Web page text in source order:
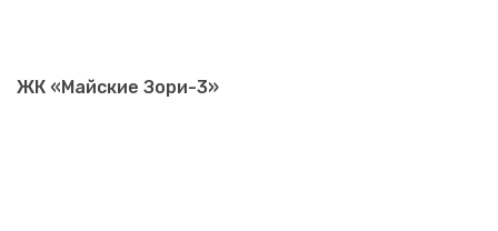
ЖК «Майские Зори-3»